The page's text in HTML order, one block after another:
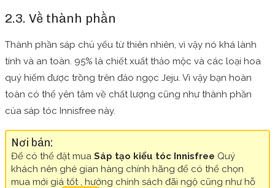
2.3. Về thành phần
Thành phần sáp chủ yếu từ thiên nhiên, vì vậy nó khá lành
tính và an toàn. 95% là chiết xuất thảo mộc và các loại hoa
quý hiếm được trồng trên đảo ngọc Jeju. Vì vậy bạn hoàn
toàn có thể yên tâm về chất lượng cũng như thành phần
của sáp tóc Innisfree này.
Nơi bán:
Để có thể đặt mua Sáp tạo kiểu tóc Innisfree Quý
khách nên ghé gian hàng chính hãng để có thể chọn
mua mới giá tốt , hưởng chính sách đãi ngộ cũng như hỗ